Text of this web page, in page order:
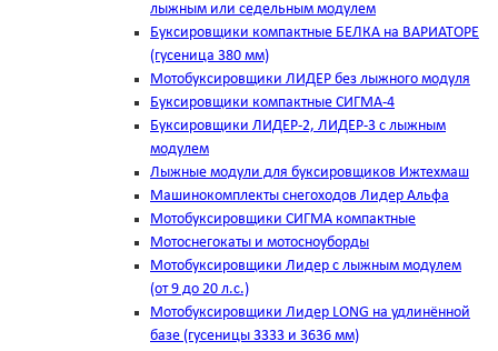
лыжным или седельным модулем
Буксировщики компактные БЕЛКА на ВАРИАТОРЕ
(гусеница 380 мм)
Мотобуксировщики ЛИДЕР без лыжного модуля
Буксировщики компактные СИГМА-4
Буксировщики ЛИДЕР-2, ЛИДЕР-3 c лыжным
модулем
Лыжные модули для буксировщиков Ижтехмаш
Машинокомплекты снегоходов Лидер Альфа
Мотобуксировщики СИГМА компактные
Мотоснегокаты и мотосноуборды
Мотобуксировщики Лидер с лыжным модулем
(от 9 до 20 л.с.)
Мотобуксировщики Лидер LONG на удлинённой
базе (гусеницы 3333 и 3636 мм)